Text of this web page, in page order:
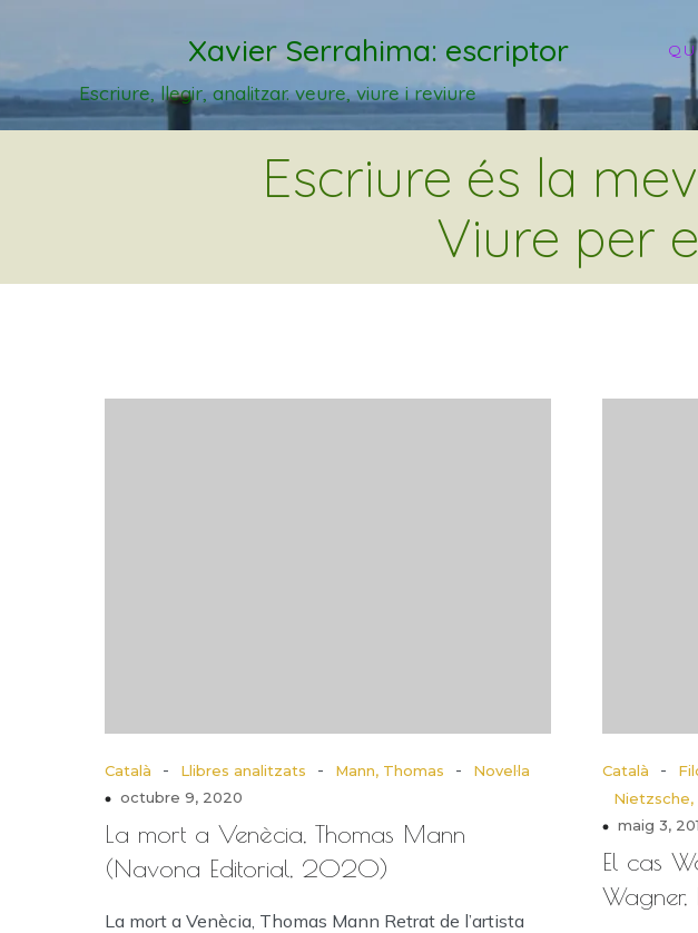
Xavier Serrahima: escriptor
Escriure, llegir, analitzar. veure, viure i reviure
Escriure és la
Viure per
Català - Llibres analitzats - Mann, Thomas -
Novel·la
octubre 9, 2020
La mort a Venècia, Thomas Mann
(Navona Editorial, 2020)
La mort a Venècia, Thomas Mann Retrat de l’artista
Català -
Nietzsche,
maig 3,
El cas
Wagner,